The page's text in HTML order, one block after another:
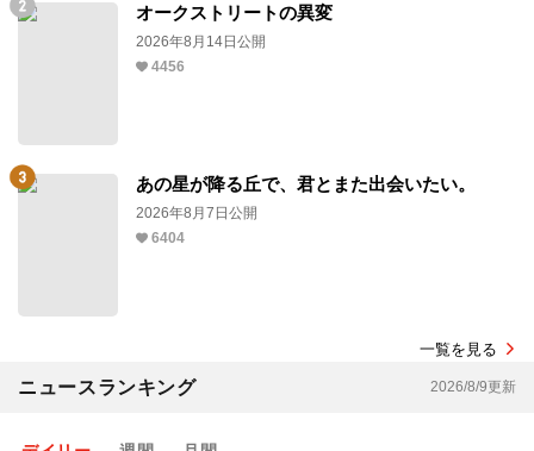
オークストリートの異変
2026年8月14日公開
4456
あの星が降る丘で、君とまた出会いたい。
2026年8月7日公開
6404
一覧を見る
ニュースランキング 2026/8/9更新